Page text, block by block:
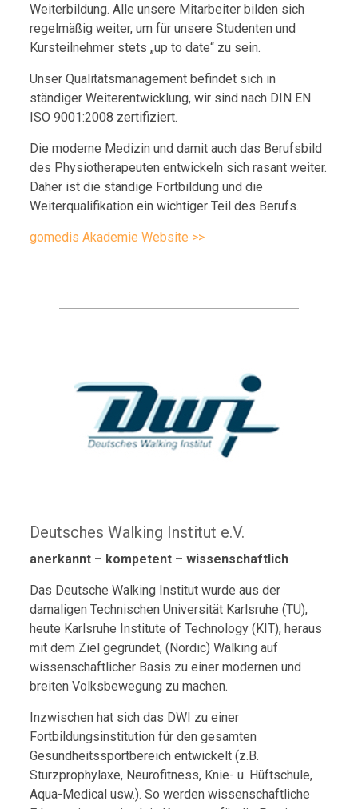
Weiterbildung. Alle unsere Mitarbeiter bilden sich
regelmäßig weiter, um für unsere Studenten und
Kursteilnehmer stets „up to date“ zu sein.
Unser Qualitätsmanagement befindet sich in
ständiger Weiterentwicklung, wir sind nach DIN EN
ISO 9001:2008 zertifiziert.
Die moderne Medizin und damit auch das Berufsbild
des Physiotherapeuten entwickeln sich rasant weiter.
Daher ist die ständige Fortbildung und die
Weiterqualifikation ein wichtiger Teil des Berufs.
gomedis Akademie Website >>
Deutsches Walking Institut e.V.
anerkannt – kompetent – wissenschaftlich
Das Deutsche Walking Institut wurde aus der
damaligen Technischen Universität Karlsruhe (TU),
heute Karlsruhe Institute of Technology (KIT), heraus
mit dem Ziel gegründet, (Nordic) Walking auf
wissenschaftlicher Basis zu einer modernen und
breiten Volksbewegung zu machen.
Inzwischen hat sich das DWI zu einer
Fortbildungsinstitution für den gesamten
Gesundheitssportbereich entwickelt (z.B.
Sturzprophylaxe, Neurofitness, Knie- u. Hüftschule,
Aqua-Medical usw.). So werden wissenschaftliche